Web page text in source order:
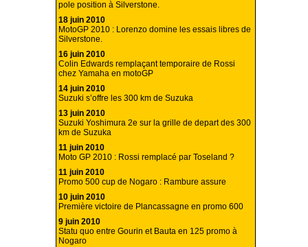
pole position à Silverstone.
18 juin 2010
MotoGP 2010 : Lorenzo domine les essais libres de
Silverstone.
16 juin 2010
Colin Edwards remplaçant temporaire de Rossi
chez Yamaha en motoGP
14 juin 2010
Suzuki s’offre les 300 km de Suzuka
13 juin 2010
Suzuki Yoshimura 2e sur la grille de depart des 300
km de Suzuka
11 juin 2010
Moto GP 2010 : Rossi remplacé par Toseland ?
11 juin 2010
Promo 500 cup de Nogaro : Rambure assure
10 juin 2010
Première victoire de Plancassagne en promo 600
9 juin 2010
Statu quo entre Gourin et Bauta en 125 promo à
Nogaro